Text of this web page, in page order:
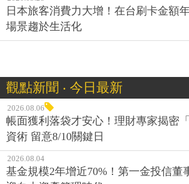
日本旅客消費力大增！在台刷卡金額
場景趨於生活化
觀點新聞 ‧ 今日最新
2026.08.06
帳面獲利落袋才安心！理財專家揭密
資術 留意8/10關鍵日
2026.08.04
基金規模2年增近70%！第一金投信董